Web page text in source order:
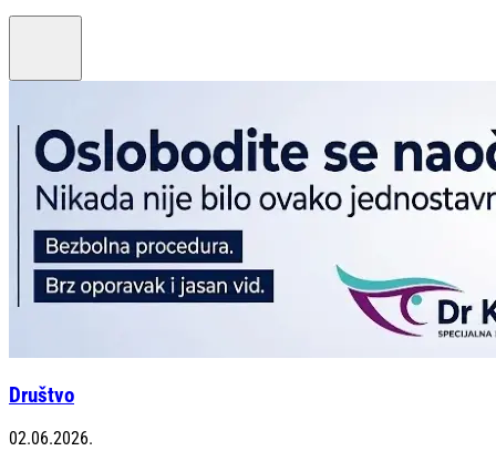
Društvo
02.06.2026.